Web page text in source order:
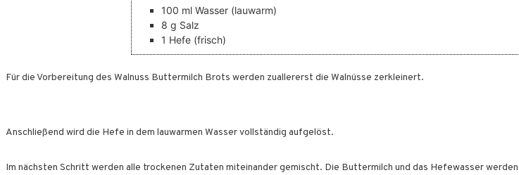
100 ml Wasser (lauwarm)
8 g Salz
1 Hefe (frisch)
Für die Vorbereitung des Walnuss Buttermilch Brots werden zuallererst die Walnüsse zerkleinert.
Anschließend wird die Hefe in dem lauwarmen Wasser vollständig aufgelöst.
Im nächsten Schritt werden alle trockenen Zutaten miteinander gemischt. Die Buttermilch und das Hefewasser